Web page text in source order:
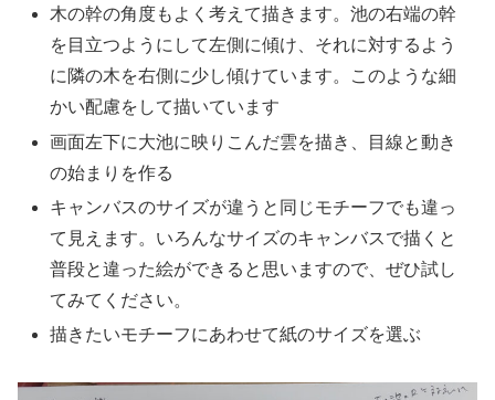
木の幹の角度もよく考えて描きます。池の右端の幹
を目立つようにして左側に傾け、それに対するよう
に隣の木を右側に少し傾けています。このような細
かい配慮をして描いています
画面左下に大池に映りこんだ雲を描き、目線と動き
の始まりを作る
キャンバスのサイズが違うと同じモチーフでも違っ
て見えます。いろんなサイズのキャンバスで描くと
普段と違った絵ができると思いますので、ぜひ試し
てみてください。
描きたいモチーフにあわせて紙のサイズを選ぶ